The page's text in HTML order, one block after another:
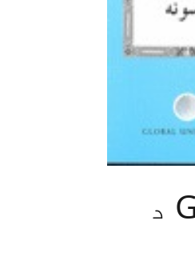
د GU-CL شخصي